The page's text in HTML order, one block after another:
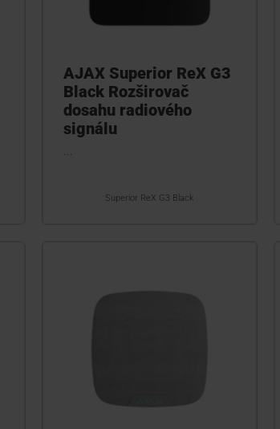
AJAX Superior ReX G3
Black Rozširovač
dosahu radiového
signálu
...
Superior ReX G3 Black